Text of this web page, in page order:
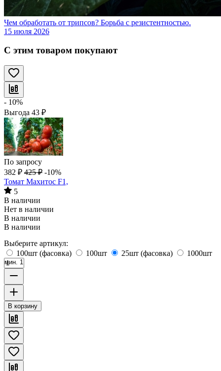
Чем обработать от трипсов? Борьба с резистентностью.
15 июля 2026
С этим товаром покупают
- 10%
Выгода 43 ₽
По запросу
382 ₽ 425 ₽ -10%
Томат Махитос F1,
5
В наличии
Нет в наличии
В наличии
В наличии
Выберите артикул:
100шт (фасовка)
100шт 25шт (фасовка) 1000шт
мин. 1
В корзину